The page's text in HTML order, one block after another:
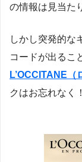
の情報は見当た
しかし突発的な
コードが出るこ
L’OCCITANE（
クはお忘れなく！